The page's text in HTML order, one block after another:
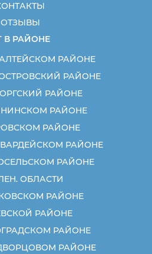
ОТЗЫВЫ
В РАЙОНЕ
РАЙОНЕ
РАЙОНЕ
РАЙОНЕ
РАЙОНЕ
РАЙОНЕ
РАЙОНЕ
РАЙОНЕ
ОБЛАСТИ
РАЙОНЕ
РАЙОНЕ
РАЙОНЕ
РАЙОНЕ